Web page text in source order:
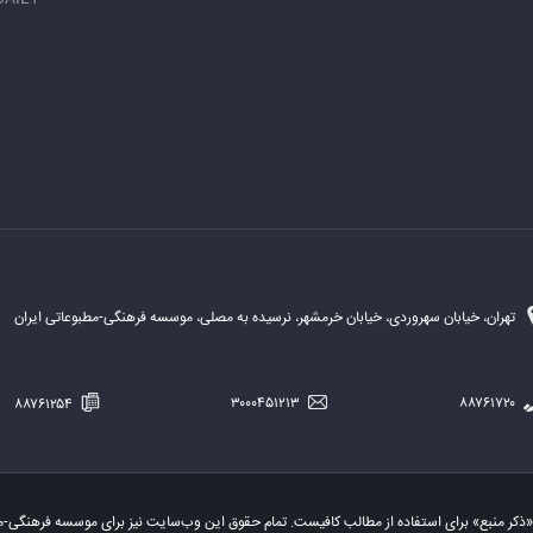
تهران، خیابان سهروردی، خیابان خرمشهر، نرسیده به مصلی، موسسه فرهنگی-مطبوعاتی ایران
«ذکر منبع» برای استفاده از مطالب کافیست. تمام حقوق این وب‌سایت نیز برای موسسه